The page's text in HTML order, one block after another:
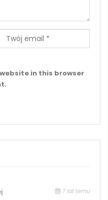
in this browser
7 lat temu